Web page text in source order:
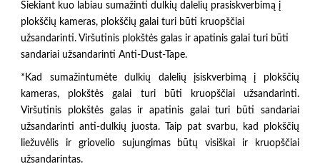
Siekiant kuo labiau sumažinti dulkių dalelių prasiskverbimą į
plokščių kameras, plokščių galai turi būti kruopščiai
užsandarinti. Viršutinis plokštės galas ir apatinis galai turi būti
sandariai užsandarinti Anti-Dust-Tape.
*Kad sumažintumėte dulkių dalelių įsiskverbimą į plokščių
kameras, plokštės galai turi būti kruopščiai užsandarinti.
Viršutinis plokštės galas ir apatinis galai turi būti sandariai
užsandarinti anti-dulkių juosta. Taip pat svarbu, kad plokščių
liežuvėlis ir griovelio sujungimas būtų visiškai ir kruopščiai
užsandarintas.